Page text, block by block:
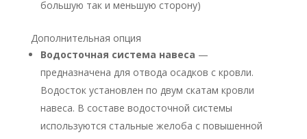
большую так и меньшую сторону)
Дополнительная опция
Водосточная система навеса —
предназначена для отвода осадков с кровли.
Водосток установлен по двум скатам кровли
навеса. В составе водосточной системы
используются стальные желоба с повышенной